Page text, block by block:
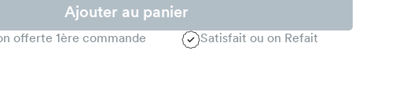
Ajouter au panier
offerte 1ère commande Satisfait ou on Refait